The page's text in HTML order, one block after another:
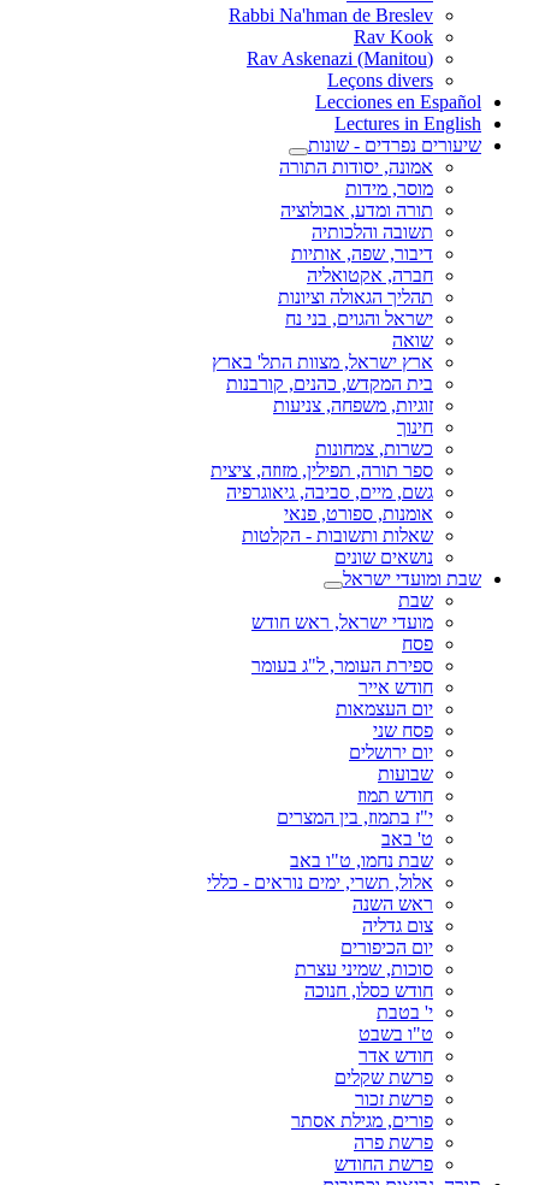
Rabbi Na'hman de Breslev
Rav Kook
(Rav Askenazi (Manitou
Leçons divers
Lecciones en Español
Lectures in English
שיעורים נפרדים - שונות
אמונה, יסודות התורה
מוסר, מידות
תורה ומדע, אבולוציה
תשובה והלכותיה
דיבור, שפה, אותיות
חברה, אקטואליה
תהליך הגאולה וציונות
ישראל והגוים, בני נח
שואה
ארץ ישראל, מצוות התל' בארץ
בית המקדש, כהנים, קורבנות
זוגיות, משפחה, צניעות
חינוך
כשרות, צמחונות
ספר תורה, תפילין, מזוזה, ציצית
גשם, מיים, סביבה, גיאוגרפיה
אומנות, ספורט, פנאי
שאלות ותשובות - הקלטות
נושאים שונים
שבת ומועדי ישראל
שבת
מועדי ישראל, ראש חודש
פסח
ספירת העומר, ל"ג בעומר
חודש אייר
יום העצמאות
פסח שני
יום ירושלים
שבועות
חודש תמוז
י"ז בתמוז, בין המצרים
ט' באב
שבת נחמו, ט"ו באב
אלול, תשרי, ימים נוראים - כללי
ראש השנה
צום גדליה
יום הכיפורים
סוכות, שמיני עצרת
חודש כסלו, חנוכה
י' בטבת
ט"ו בשבט
חודש אדר
פרשת שקלים
פרשת זכור
פורים, מגילת אסתר
פרשת פרה
פרשת החודש